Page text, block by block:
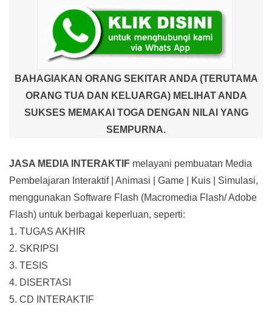
BAHAGIAKAN ORANG SEKITAR ANDA (TERUTAMA
ORANG TUA DAN KELUARGA) MELIHAT ANDA
SUKSES MEMAKAI TOGA DENGAN NILAI YANG
SEMPURNA.
JASA MEDIA INTERAKTIF melayani pembuatan Media
Pembelajaran Interaktif| Animasi | Game | Kuis | Simulasi,
menggunakan Software Flash (Macromedia Flash/ Adobe
Flash) untuk berbagai keperluan, seperti:
1. TUGAS AKHIR
2. SKRIPSI
3. TESIS
4. DISERTASI
5. CD INTERAKTIF